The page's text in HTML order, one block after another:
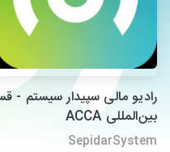
بین‌المللی ACCA
SepidarSystem